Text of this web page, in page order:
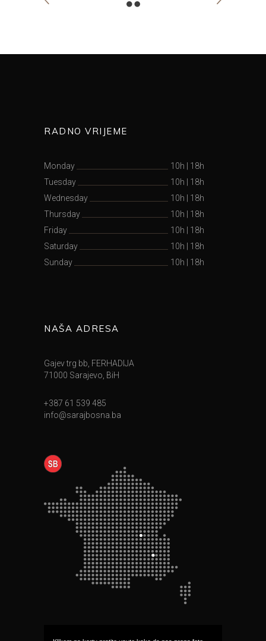
RADNO VRIJEME
Monday 10h
18h
Tuesday
10h
18h
Wednesday
10h
18h
Thursday
10h
18h
Friday
10h
18h
Saturday
10h
18h
Sunday
10h 18h
NAŠA ADRESA
Gajev trg bb, FERHADIJA
71000 Sarajevo, BiH
+387 61 539 485
info@sarajbosna.ba